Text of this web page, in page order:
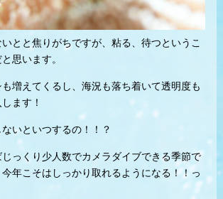
とと焦りがちですが、粘る、待つというこ
思います。
増えてくるし、海況も落ち着いて透明度も
ます！
いといつするの！！？
っくり少人数でカメラダイブできる季節で
年こそはしっかり取れるようになる！！っ